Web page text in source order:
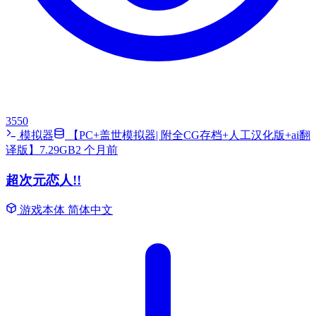
3550
模拟器
【PC+盖世模拟器| 附全CG存档+人工汉化版+ai翻
译版】7.29GB2 个月前
超次元恋人!!
游戏本体 简体中文